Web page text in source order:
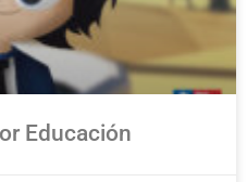
Educación